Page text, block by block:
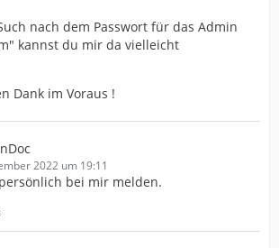
nach dem Passwort für das Admin
kannst du mir da vielleicht
Dank im Voraus !
2022 um 19:11
bei mir melden.